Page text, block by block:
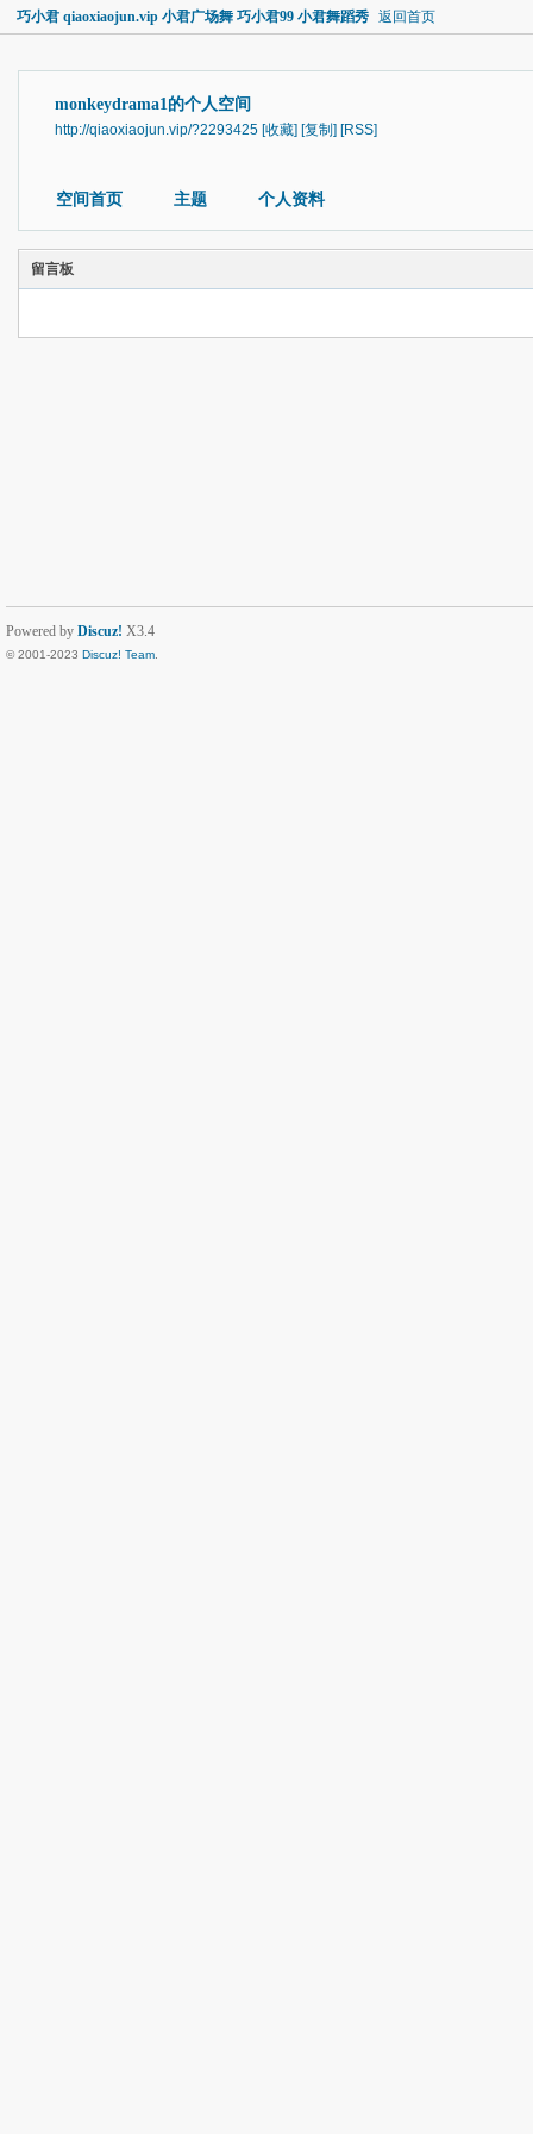
巧小君 qiaoxiaojun.vip 小君广场舞 巧小君99 小君舞蹈秀 返回首页
monkeydrama1的个人空间
http://qiaoxiaojun.vip/?2293425 [收藏] [复制] [RSS]
空间首页 主题 个人资料
留言板
Powered by Discuz! X3.4
© 2001-2023 Discuz! Team